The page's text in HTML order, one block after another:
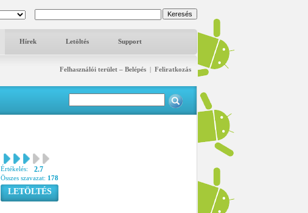
Hírek Letöltés Support
Felhasználói terület – Belépés | Feliratkozás
Értékelés: 2.7
Összes szavazat: 178
LETÖLTÉS